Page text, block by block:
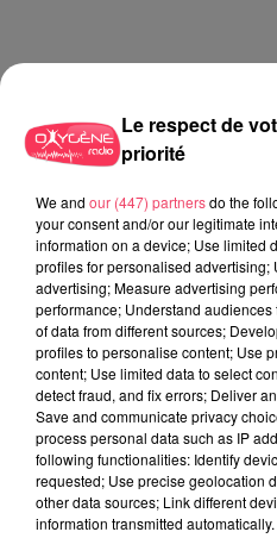
Le respect de
priorité
We and our (447) partnersdo the
your consent and/or our legitimate
information on a device; Use limited
profiles for personalised
advertising; Measure advertising
performance; Understand
of data from different sources;
profiles to personalise content; Use
content; Use limited data to select
detect fraud, and fix errors; Deliver
Save and communicate privacy
process personal data such as IP
following functionalities: Identify
requested; Use precise geolocation
other data sources; Link different
information transmitted automatically.